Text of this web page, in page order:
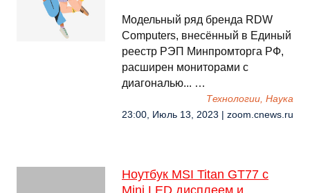
Модельный ряд бренда RDW
Computers, внесённый в Единый
реестр РЭП Минпромторга РФ,
расширен мониторами с
диагональю... …
Технологии, Наука
23:00, Июль 13, 2023 | zoom.cnews.ru
Ноутбук MSI Titan GT77 с
Mini LED дисплеем и